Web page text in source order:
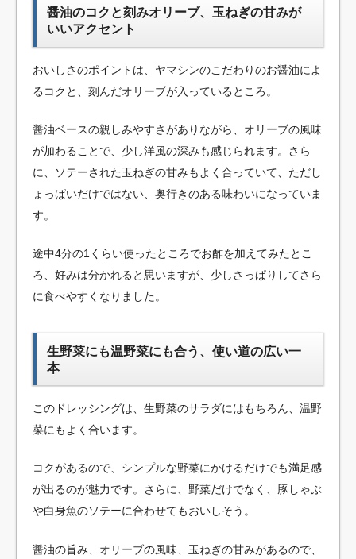
醤油のコクと刻みオリーブ、玉ねぎの甘みが
いいアクセント
おいしさのポイントは、ヤマシンのこだわりのお醤油によ
るコクと、刻んだオリーブが入っているところ。
醤油ベースの親しみやすさがありながら、オリーブの風味
が加わることで、少し洋風の深みも感じられます。さら
に、ソテーされた玉ねぎの甘みもよく合っていて、ただし
ょっぱいだけではない、奥行きのある味わいになっていま
す。
途中4分の1くらい使ったところでお酢を加えてみたとこ
ろ、好みは分かれると思いますが、少しさっぱりしてさら
に食べやすくなりました。
生野菜にも温野菜にも合う、使い道の広い一
本
このドレッシングは、生野菜のサラダにはもちろん、温野
菜にもよく合います。
コクがあるので、シンプルな野菜にかけるだけでも満足感
が出るのが魅力です。さらに、野菜だけでなく、豚しゃぶ
や白身魚のソテーに合わせてもおいしそう。
醤油の旨み、オリーブの風味、玉ねぎの甘みがあるので、